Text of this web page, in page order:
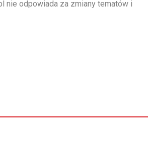
nie odpowiada za zmiany tematów i